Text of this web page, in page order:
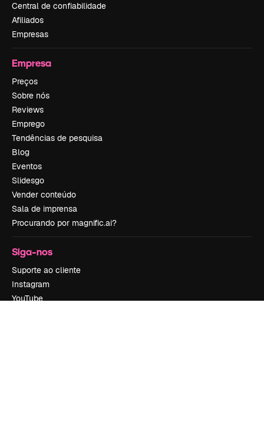
Central de confiabilidade
Afiliados
Empresas
Empresa
Preços
Sobre nós
Reviews
Emprego
Tendências de pesquisa
Blog
Eventos
Slidesgo
Vender conteúdo
Sala de imprensa
Procurando por magnific.ai?
Siga-nos
Suporte ao cliente
Instagram
YouTube